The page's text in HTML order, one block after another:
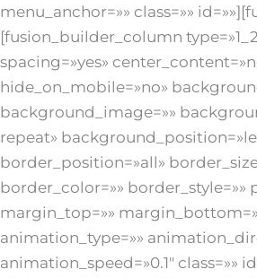
menu_anchor=»» class=»»
[fusion_builder_column
spacing=»yes»
hide_on_mobile=»no»
background_image=»»
repeat»
border_position=»all»
border_color=»» border_style=»»
margin_top=»»
animation_type=»»
animation_speed=»0.1″ class=»»